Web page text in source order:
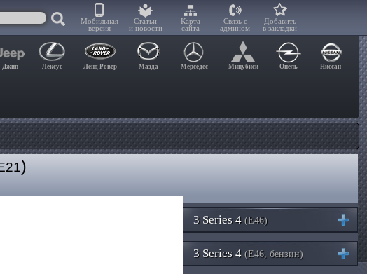
Мобильная
версия
Статьи
и новости
Карта
сайта
Связь с
админом
Добавить
в закладки
Джип Лексус Ленд Ровер Мазда Мерседес Мицубиси Опель Ниссан
)
3 Series 4 (E46)
3 Series 4 (E46, бензин)